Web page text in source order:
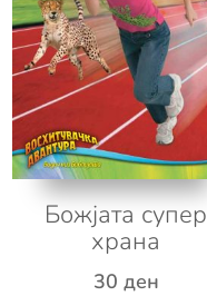
Божјата супер
храна
30 ден